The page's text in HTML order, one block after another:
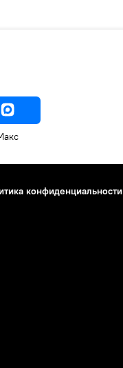
конфиденциальности